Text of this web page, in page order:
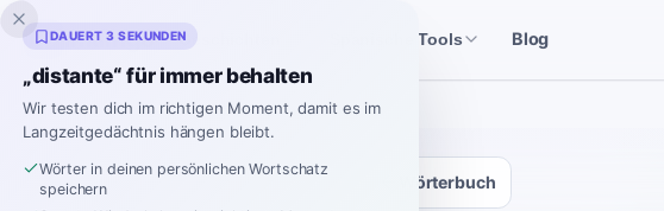
Inklingo Geschichten Spanische Tools Blog
Wörterbuch
DAUERT 3 SEKUNDEN
„distante“ für immer behalten
Wir testen dich im richtigen Moment, damit es im
Langzeitgedächtnis hängen bleibt.
Wörter in deinen persönlichen Wortschatz
speichern